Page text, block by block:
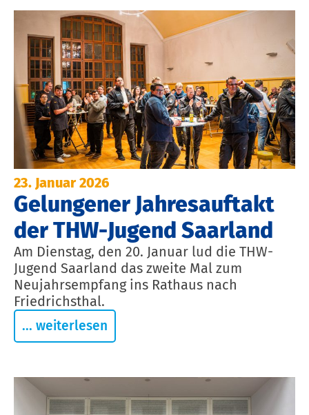
23. Januar 2026
Gelungener Jahresauftakt
der THW-Jugend Saarland
Am Dienstag, den 20. Januar lud die THW-
Jugend Saarland das zweite Mal zum
Neujahrsempfang ins Rathaus nach
Friedrichsthal.
... weiterlesen